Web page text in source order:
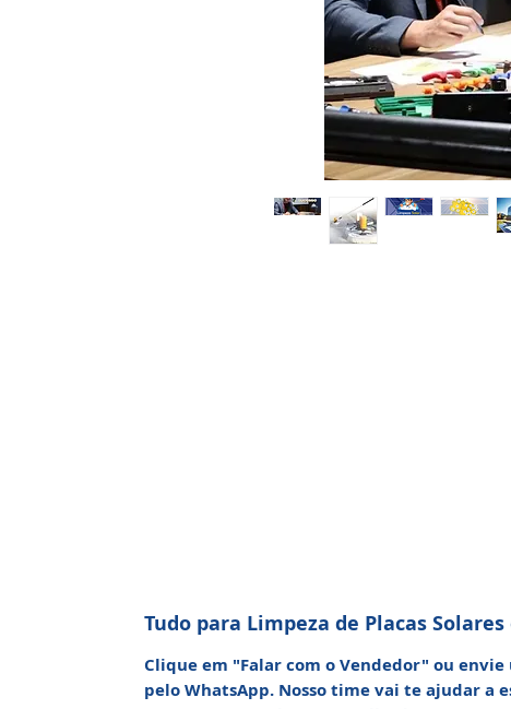
Tudo para Limpeza de Placas
Clique em "Falar com o Vendedor" ou envie
pelo WhatsApp. Nosso time vai te ajudar a